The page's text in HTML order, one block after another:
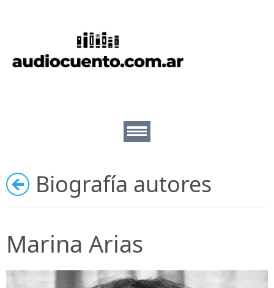
Ilustradores
Nosotros
Biografía autores
Marina Arias